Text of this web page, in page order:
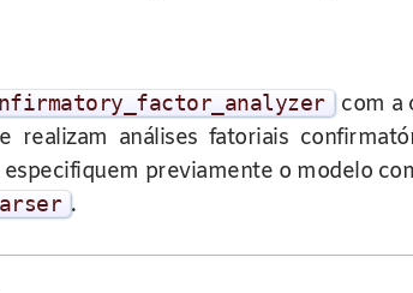
com a
realizam análises fatoriais
previamente o modelo
.